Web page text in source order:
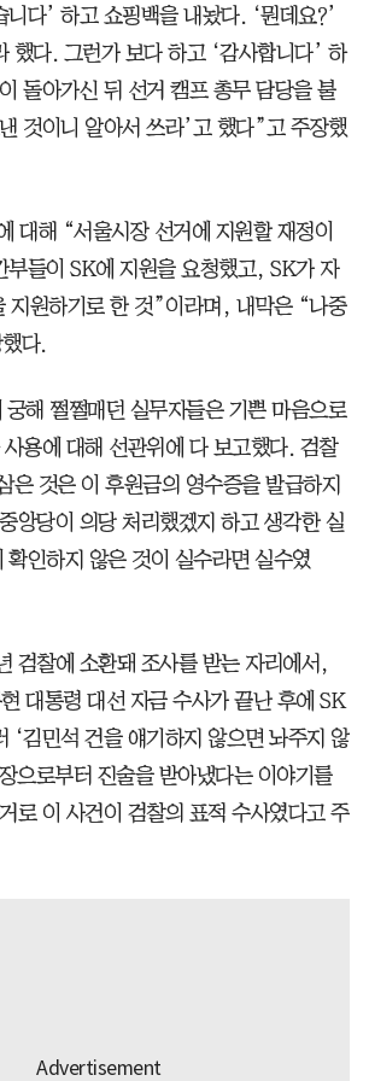
니다’ 하고 쇼핑백을 내놨다. ‘뭔데요?’
했다. 그런가 보다 하고 ‘감사합니다’ 하
돌아가신 뒤 선거 캠프 총무 담당을 불
것이니 알아서 쓰라’고 했다”고 주장했
대해 “서울시장 선거에 지원할 재정이
부들이 SK에 지원을 요청했고, SK가 자
지원하기로 한 것”이라며, 내막은 “나중
다.
해 쩔쩔매던 실무자들은 기쁜 마음으로
용에 대해 선관위에 다 보고했다. 검찰
은 것은 이 후원금의 영수증을 발급하지
앙당이 의당 처리했겠지 하고 생각한 실
확인하지 않은 것이 실수라면 실수였
검찰에 소환돼 조사를 받는 자리에서,
대통령 대선 자금 수사가 끝난 후에 SK
‘김민석 건을 얘기하지 않으면 놔주지 않
으로부터 진술을 받아냈다는 이야기를
로 이 사건이 검찰의 표적 수사였다고 주